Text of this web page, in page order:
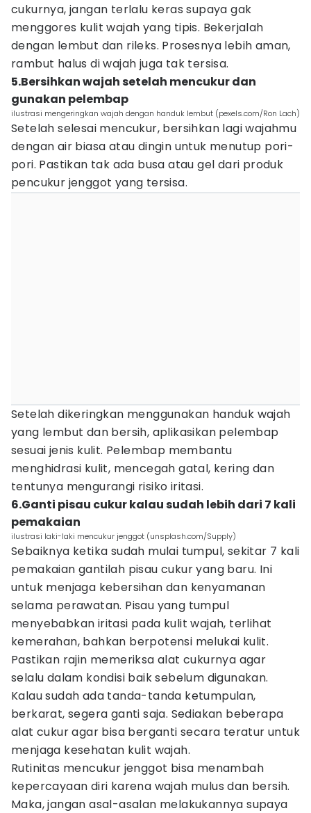
cukurnya, jangan terlalu keras supaya gak
menggores kulit wajah yang tipis. Bekerjalah
dengan lembut dan rileks. Prosesnya lebih aman,
rambut halus di wajah juga tak tersisa.
5.Bersihkan wajah setelah mencukur dan
gunakan pelembap
ilustrasi mengeringkan wajah dengan handuk lembut (pexels.com/Ron Lach)
Setelah selesai mencukur, bersihkan lagi wajahmu
dengan air biasa atau dingin untuk menutup pori-
pori. Pastikan tak ada busa atau gel dari produk
pencukur jenggot yang tersisa.
Setelah dikeringkan menggunakan handuk wajah
yang lembut dan bersih, aplikasikan pelembap
sesuai jenis kulit. Pelembap membantu
menghidrasi kulit, mencegah gatal, kering dan
tentunya mengurangi risiko iritasi.
6.Ganti pisau cukur kalau sudah lebih dari 7 kali
pemakaian
ilustrasi laki-laki mencukur jenggot (unsplash.com/Supply)
Sebaiknya ketika sudah mulai tumpul, sekitar 7 kali
pemakaian gantilah pisau cukur yang baru. Ini
untuk menjaga kebersihan dan kenyamanan
selama perawatan. Pisau yang tumpul
menyebabkan iritasi pada kulit wajah, terlihat
kemerahan, bahkan berpotensi melukai kulit.
Pastikan rajin memeriksa alat cukurnya agar
selalu dalam kondisi baik sebelum digunakan.
Kalau sudah ada tanda-tanda ketumpulan,
berkarat, segera ganti saja. Sediakan beberapa
alat cukur agar bisa berganti secara teratur untuk
menjaga kesehatan kulit wajah.
Rutinitas mencukur jenggot bisa menambah
kepercayaan diri karena wajah mulus dan bersih.
Maka, jangan asal-asalan melakukannya supaya